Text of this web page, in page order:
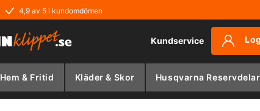
4,9 av 5 i kundomdömen
Kundservice
Hem & Fritid Kläder & Skor Husqvarna Reservdelar